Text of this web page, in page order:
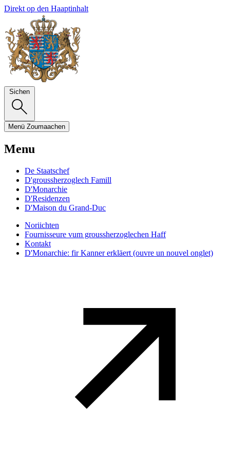
Direkt op den Haaptinhalt
Sichen
Menü Zoumaachen
Menu
De Staatschef
D'groussherzoglech Famill
D'Monarchie
D'Residenzen
D'Maison du Grand-Duc
Noriichten
Fournisseure vum groussherzoglechen Haff
Kontakt
D'Monarchie: fir Kanner erkläert (ouvre un nouvel onglet)